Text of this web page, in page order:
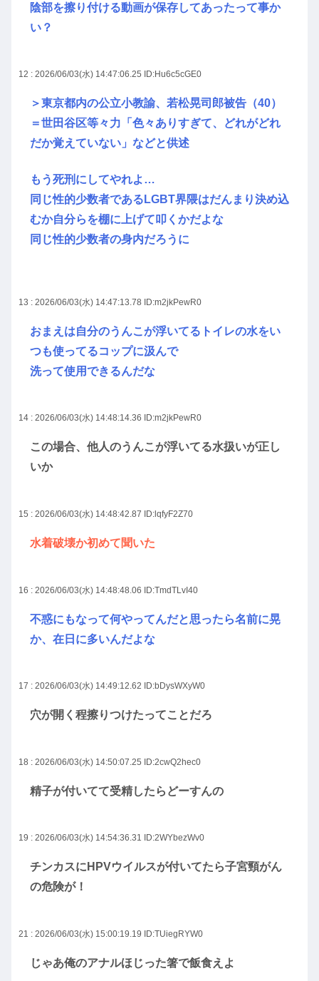
陰部を擦り付ける動画が保存してあったって事か
い？
12 : 2026/06/03(水) 14:47:06.25 ID:Hu6c5cGE0
＞東京都内の公立小教諭、若松晃司郎被告（40）
＝世田谷区等々力「色々ありすぎて、どれがどれ
だか覚えていない」などと供述
もう死刑にしてやれよ…
同じ性的少数者であるLGBT界隈はだんまり決め込
むか自分らを棚に上げて叩くかだよな
同じ性的少数者の身内だろうに
13 : 2026/06/03(水) 14:47:13.78 ID:m2jkPewR0
おまえは自分のうんこが浮いてるトイレの水をい
つも使ってるコップに汲んで
洗って使用できるんだな
14 : 2026/06/03(水) 14:48:14.36 ID:m2jkPewR0
この場合、他人のうんこが浮いてる水扱いが正し
いか
15 : 2026/06/03(水) 14:48:42.87 ID:lqfyF2Z70
水着破壊か初めて聞いた
16 : 2026/06/03(水) 14:48:48.06 ID:TmdTLvI40
不惑にもなって何やってんだと思ったら名前に晃
か、在日に多いんだよな
17 : 2026/06/03(水) 14:49:12.62 ID:bDysWXyW0
穴が開く程擦りつけたってことだろ
18 : 2026/06/03(水) 14:50:07.25 ID:2cwQ2hec0
精子が付いてて受精したらどーすんの
19 : 2026/06/03(水) 14:54:36.31 ID:2WYbezWv0
チンカスにHPVウイルスが付いてたら子宮頸がん
の危険が！
21 : 2026/06/03(水) 15:00:19.19 ID:TUiegRYW0
じゃあ俺のアナルほじった箸で飯食えよ